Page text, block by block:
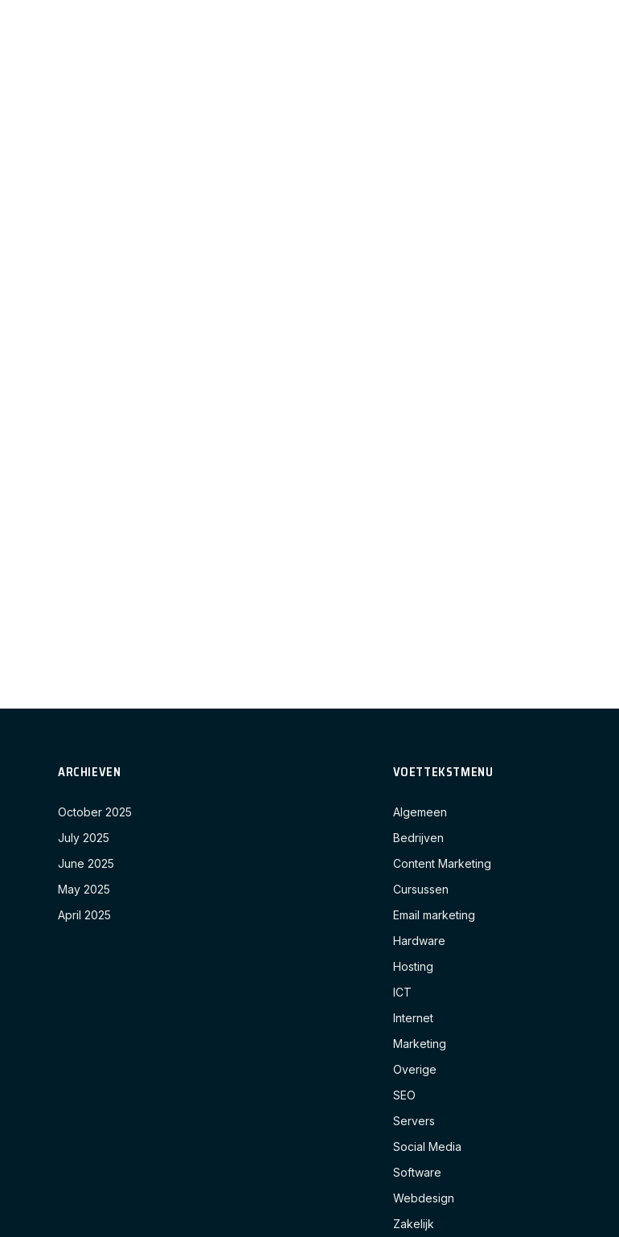
ARCHIEVEN
October 2025
July 2025
June 2025
May 2025
April 2025
VOETTEKSTMENU
Algemeen
Bedrijven
Content Marketing
Cursussen
Email marketing
Hardware
Hosting
ICT
Internet
Marketing
Overige
SEO
Servers
Social Media
Software
Webdesign
Zakelijk